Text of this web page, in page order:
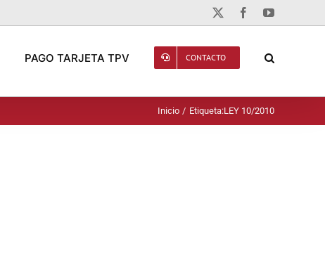
FacebookYouTube
PAGO TARJETA TPV CONTACTO
Inicio Etiqueta:LEY 10/2010